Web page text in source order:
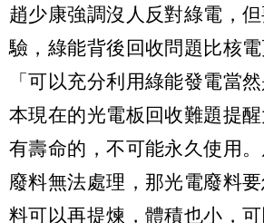
趙少康強調沒人反對綠電，
驗，綠能背後回收問題比核電
「可以充分利用綠能發電當
本現在的光電板回收難題提
有壽命的，不可能永久使用
廢料無法處理，那光電廢料
料可以再提煉，體積也小，